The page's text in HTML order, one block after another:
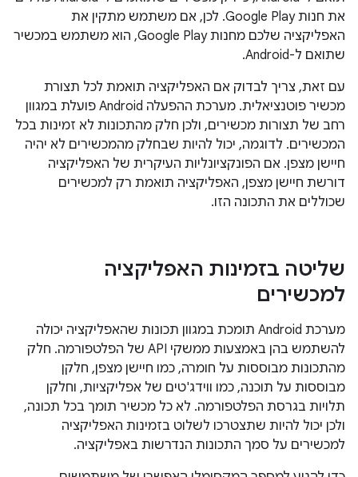
את חנות Google Play. לכן, אם משתמש מתקין את
האפליקציה שלכם מחנות Google Play, הוא משתמש במכשיר
שתואם ל-Android.
עם זאת, צריך לבדוק אם האפליקציה תואמת לכל תצורת
מכשיר פוטנציאלית. מערכת ההפעלה Android פועלת במגוון
רחב של תצורות מכשירים, ולכן חלק מהתכונות לא זמינות בכל
המכשירים. לדוגמה, יכול להיות שבחלק מהמכשירים לא יהיה
חיישן מצפן. אם הפונקציונליות העיקרית של האפליקציה
דורשת חיישן מצפן, האפליקציה תואמת רק למכשירים
שכוללים את התכונה הזו.
שליטה בזמינות האפליקציה
למכשירים
מערכת Android תומכת במגוון תכונות שהאפליקציה יכולה
להשתמש בהן באמצעות ממשקי API של הפלטפורמה. חלק
מהתכונות מבוססות על חומרה, כמו חיישן מצפן, חלקן
מבוססות על תוכנה, כמו ווידג'טים של אפליקציות, וחלקן
תלויות בגרסת הפלטפורמה. לא כל מכשיר תומך בכל תכונה,
ולכן יכול להיות שתצטרכו לשלוט בזמינות האפליקציה
למכשירים על סמך התכונות הנדרשות באפליקציה.